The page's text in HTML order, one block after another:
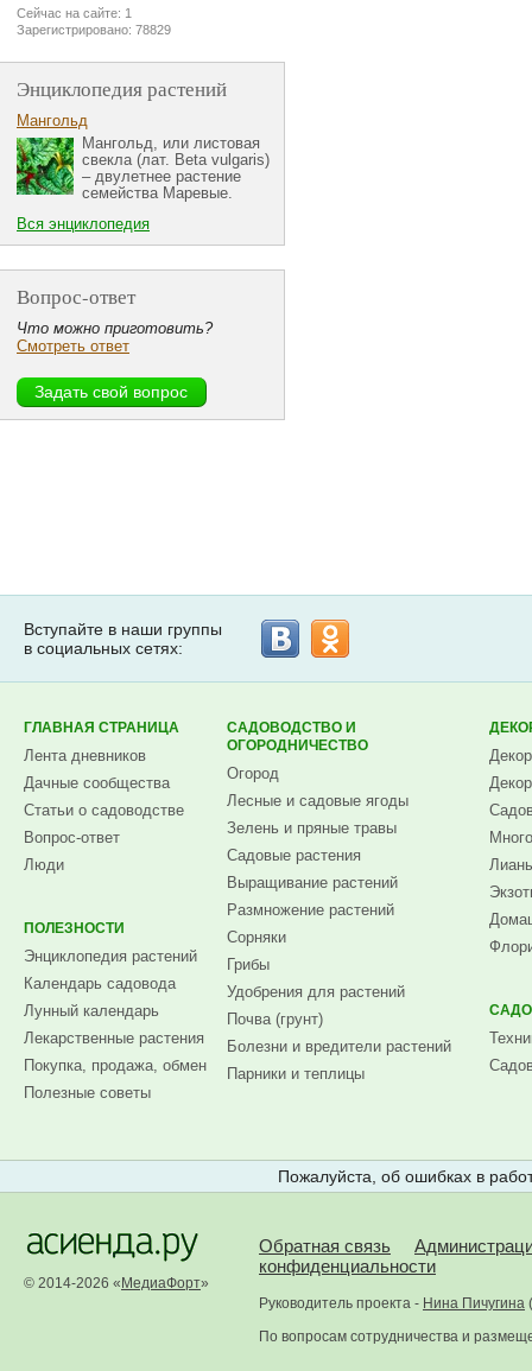
Сейчас на сайте: 1
Зарегистрировано: 78829
Энциклопедия растений
Мангольд
Мангольд, или листовая
свекла (лат. Beta vulgaris)
– двулетнее растение
семейства Маревые.
Вся энциклопедия
Вопрос-ответ
Что можно приготовить?
Смотреть ответ
Вступайте в наши группы
в социальных сетях:
ГЛАВНАЯ СТРАНИЦА
Лента дневников
Дачные сообщества
Статьи о садоводстве
Вопрос-ответ
Люди
ПОЛЕЗНОСТИ
Энциклопедия растений
Календарь садовода
Лунный календарь
Лекарственные растения
Покупка, продажа, обмен
Полезные советы
САДОВОДСТВО И
ОГОРОДНИЧЕСТВО
Огород
Лесные и садовые ягоды
Зелень и пряные травы
Садовые растения
Выращивание растений
Размножение растений
Сорняки
Грибы
Удобрения для растений
Почва (грунт)
Болезни и вредители растений
Парники и теплицы
Пожалуйста, об ошибках в
© 2014-2026 « МедиаФорт»
Обратная связь
конфиденциальности
Руководитель проекта - Нина Пичугина (
По вопросам сотрудничества и